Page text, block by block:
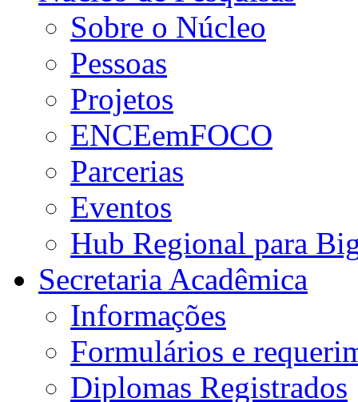
Sobre o Núcleo
Pessoas
Projetos
ENCEemFOCO
Parcerias
Eventos
Hub Regional para
Secretaria Acadêmica
Informações
Formulários e
Diplomas Registrados